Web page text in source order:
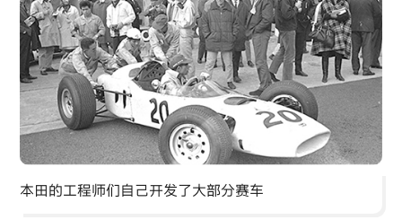
本田的工程师们自己开发了大部分赛车